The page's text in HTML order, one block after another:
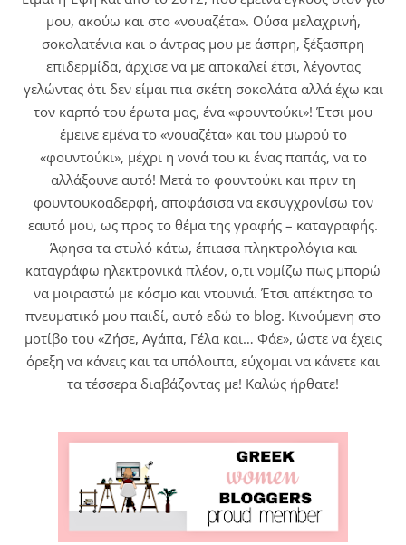
μου, ακούω και στο «νουαζέτα». Ούσα μελαχρινή,
σοκολατένια και ο άντρας μου με άσπρη, ξέξασπρη
επιδερμίδα, άρχισε να με αποκαλεί έτσι, λέγοντας
γελώντας ότι δεν είμαι πια σκέτη σοκολάτα αλλά έχω και
τον καρπό του έρωτα μας, ένα «φουντούκι»! Έτσι μου
έμεινε εμένα το «νουαζέτα» και του μωρού το
«φουντούκι», μέχρι η νονά του κι ένας παπάς, να το
αλλάξουνε αυτό! Μετά το φουντούκι και πριν τη
φουντουκοαδερφή, αποφάσισα να εκσυγχρονίσω τον
εαυτό μου, ως προς το θέμα της γραφής – καταγραφής.
Άφησα τα στυλό κάτω, έπιασα πληκτρολόγια και
καταγράφω ηλεκτρονικά πλέον, ο,τι νομίζω πως μπορώ
να μοιραστώ με κόσμο και ντουνιά. Έτσι απέκτησα το
πνευματικό μου παιδί, αυτό εδώ το blog. Κινούμενη στο
μοτίβο του «Ζήσε, Αγάπα, Γέλα και… Φάε», ώστε να έχεις
όρεξη να κάνεις και τα υπόλοιπα, εύχομαι να κάνετε και
τα τέσσερα διαβάζοντας με! Καλώς ήρθατε!